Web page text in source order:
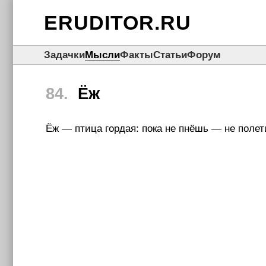
ERUDITOR.RU
ЗадачкиМыслиФактыСтатьиФорум
84. Ёж
Ёж — птица гордая: пока не пнёшь — не